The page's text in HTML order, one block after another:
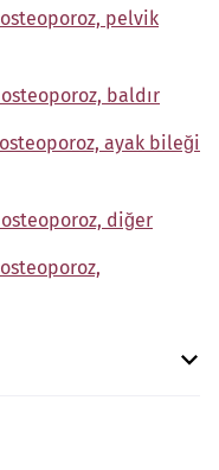
pelvik
baldır
ayak bileği
diğer